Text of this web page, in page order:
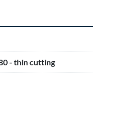
- thin cutting